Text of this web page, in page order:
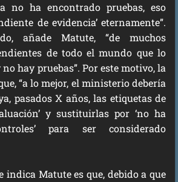
no ha encontrado pruebas, eso
de evidencia’ eternamente”.
añade Matute, “de muchos
de todo el mundo que lo
hay pruebas”. Por este motivo, la
“a lo mejor, el ministerio debería
pasados X años, las etiquetas de
y sustituirlas por ‘no ha
para ser considerado
indica Matute es que, debido a que